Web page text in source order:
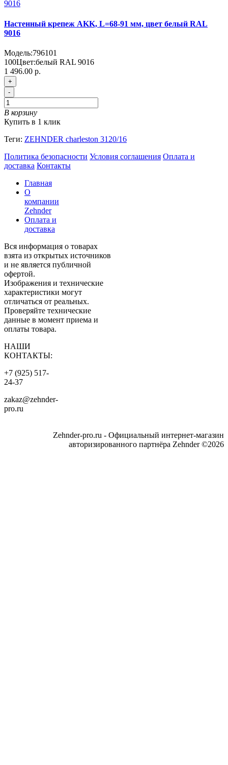
Настенный крепеж AKK, L=68-91 мм, цвет белый RAL
9016
Модель:796101
100Цвет:белый RAL 9016
1 496.00 р.
+
-
В корзину
Купить в 1 клик
Теги: ZEHNDER charleston 3120/16
Политика безопасности Условия соглашения Оплата и
доставка Контакты
Главная
О
компании
Zehnder
Оплата и
доставка
Вся информация о товарах
взята из открытых источников
и не является публичной
офертой.
Изображения и технические
характеристики могут
отличаться от реальных.
Проверяйте технические
данные в момент приема и
оплаты товара.
НАШИ
КОНТАКТЫ:
+7 (925) 517-
24-37
zakaz@zehnder-
pro.ru
Zehnder-pro.ru - Официальный интернет-магазин
авторизированного партнёра Zehnder ©2026